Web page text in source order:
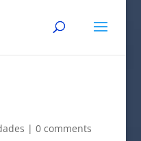
| 0 comments